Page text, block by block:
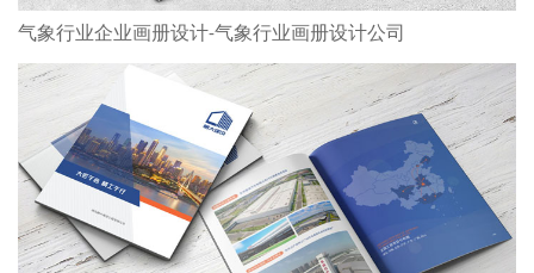
气象行业企业画册设计-气象行业画册设计公司